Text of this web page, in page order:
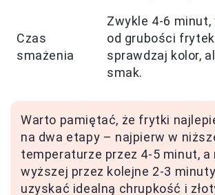
Czas
smażenia
Zwykle 4-6
od grubości
sprawdzaj kolor,
smak.
Warto pamiętać, że frytki
na dwa etapy – najpierw w
temperaturze przez 4-5 minut, a
wyższej przez kolejne 2-3
uzyskać idealną chrupkość i